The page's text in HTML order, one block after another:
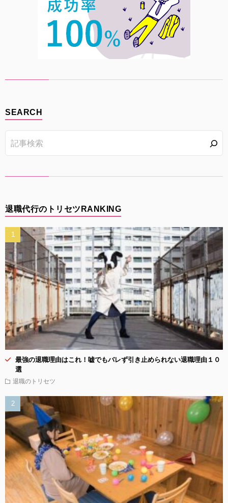
SEARCH
退職代行のトリセツRANKING
最強の退職理由はこれ！嘘でもバレず引き止められない退職理由１０
選
退職のトリセツ